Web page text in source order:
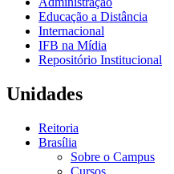
Educação a Distância
Internacional
IFB na Mídia
Repositório Institucional
Unidades
Reitoria
Brasília
Sobre o Campus
Cursos